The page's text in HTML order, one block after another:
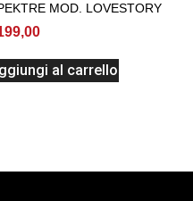
MOD. LOVESTORY
al carrello